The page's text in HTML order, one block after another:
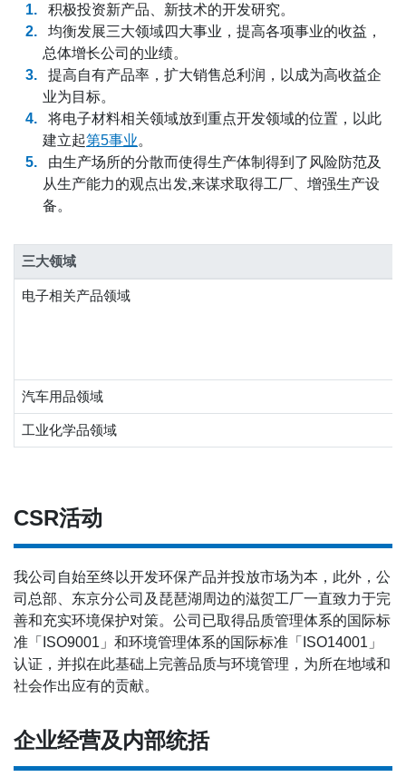
积极投资新产品、新技术的开发研究。
均衡发展三大领域四大事业，提高各项事业的收益，
总体增长公司的业绩。
提高自有产品率，扩大销售总利润，以成为高收益企
业为目标。
将电子材料相关领域放到重点开发领域的位置，以此
建立起第5事业。
由生产场所的分散而使得生产体制得到了风险防范及
从生产能力的观点出发,来谋求取得工厂、增强生产设
备。
三大领域
电子相关产品领域
汽车用品领域
工业化学品领域
CSR活动
我公司自始至终以开发环保产品并投放市场为本，此外，公
司总部、东京分公司及琵琶湖周边的滋贺工厂一直致力于完
善和充实环境保护对策。公司已取得品质管理体系的国际标
准「ISO9001」和环境管理体系的国际标准「ISO14001」
认证，并拟在此基础上完善品质与环境管理，为所在地域和
社会作出应有的贡献。
企业经营及内部统括